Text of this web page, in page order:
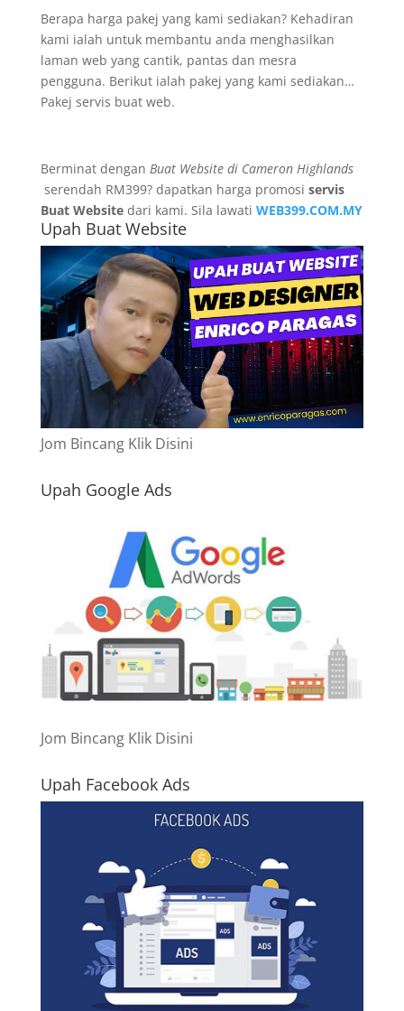
Berapa harga pakej yang kami sediakan? Kehadiran
kami ialah untuk membantu anda menghasilkan
laman web yang cantik, pantas dan mesra
pengguna. Berikut ialah pakej yang kami sediakan…
Pakej servis buat web.
Berminat dengan Buat Website di Cameron Highlands
serendah RM399? dapatkan harga promosi servis
Buat Websitedari kami. Sila lawati WEB399.COM.MY
Upah Buat Website
Jom Bincang Klik Disini
Upah Google Ads
Jom Bincang Klik Disini
Upah Facebook Ads